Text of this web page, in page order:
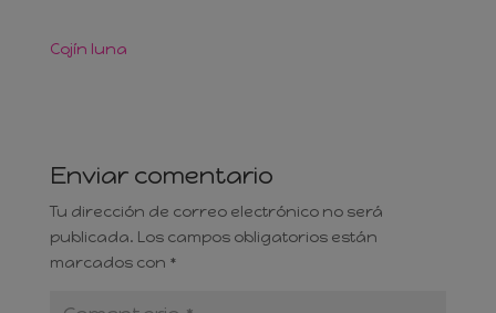
Cojín luna
Enviar comentario
Tu dirección de correo electrónico no será
publicada. Los campos obligatorios están
marcados con *